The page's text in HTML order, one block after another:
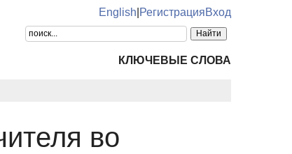
English РегистрацияВход
КЛЮЧЕВЫЕ СЛОВА
во